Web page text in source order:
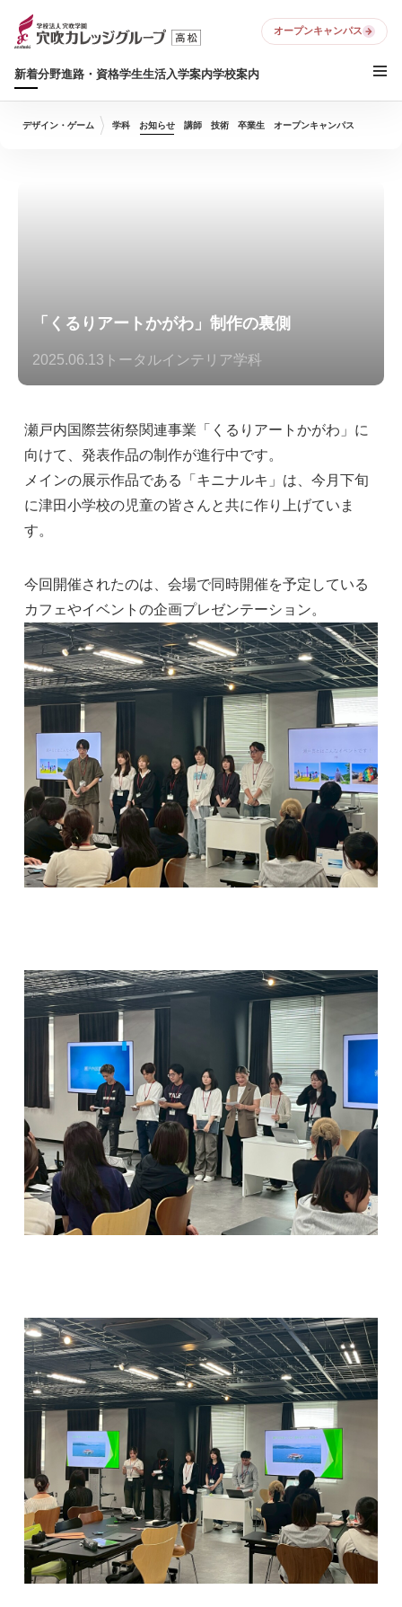
新着分野進路・資格学生生活入学案内学校案内
オープンキャンパス
デザイン・ゲーム 学科 お知らせ 講師 技術 卒業生 オープンキャンパス
「くるりアートかがわ」制作の裏側
2025.06.13 トータルインテリア学科
瀬戸内国際芸術祭関連事業「くるりアートかがわ」に
向けて、発表作品の制作が進行中です。
メインの展示作品である「キニナルキ」は、今月下旬
に津田小学校の児童の皆さんと共に作り上げていま
す。
今回開催されたのは、会場で同時開催を予定している
カフェやイベントの企画プレゼンテーション。